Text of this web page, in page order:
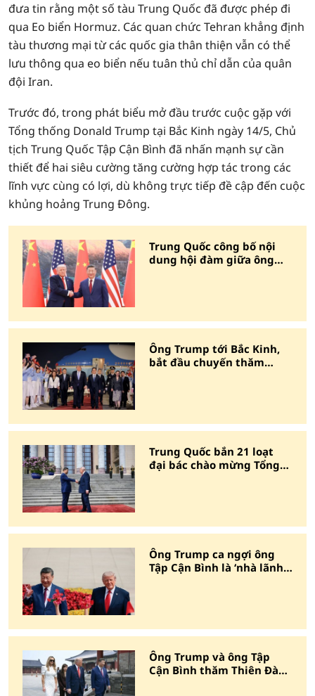
đưa tin rằng một số tàu Trung Quốc đã được phép đi
qua Eo biển Hormuz. Các quan chức Tehran khẳng định
tàu thương mại từ các quốc gia thân thiện vẫn có thể
lưu thông qua eo biển nếu tuân thủ chỉ dẫn của quân
đội Iran.
Trước đó, trong phát biểu mở đầu trước cuộc gặp với
Tổng thống Donald Trump tại Bắc Kinh ngày 14/5, Chủ
tịch Trung Quốc Tập Cận Bình đã nhấn mạnh sự cần
thiết để hai siêu cường tăng cường hợp tác trong các
lĩnh vực cùng có lợi, dù không trực tiếp đề cập đến cuộc
khủng hoảng Trung Đông.
Trung Quốc công bố nội
dung hội đàm giữa ông
Ông Trump tới Bắc Kinh,
bắt đầu chuyến thăm
Trung Quốc bắn 21 loạt
đại bác chào mừng Tổng
Ông Trump ca ngợi ông
Tập Cận Bình là ‘nhà lãnh
Ông Trump và ông Tập
Cận Bình thăm Thiên Đàn